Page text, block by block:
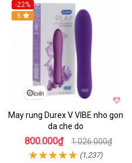
-22%
Hot
5
May rung Durex V VIBE nho gon
da che do
800.000₫ 1.026.000₫
(1,237)